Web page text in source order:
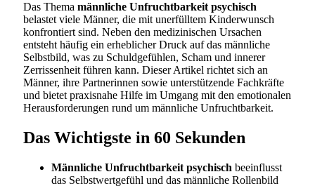
Das Thema männliche Unfruchtbarkeit psychisch
belastet viele Männer, die mit unerfülltem Kinderwunsch
konfrontiert sind. Neben den medizinischen Ursachen
entsteht häufig ein erheblicher Druck auf das männliche
Selbstbild, was zu Schuldgefühlen, Scham und innerer
Zerrissenheit führen kann. Dieser Artikel richtet sich an
Männer, ihre Partnerinnen sowie unterstützende Fachkräfte
und bietet praxisnahe Hilfe im Umgang mit den emotionalen
Herausforderungen rund um männliche Unfruchtbarkeit.
Das Wichtigste in 60 Sekunden
Männliche Unfruchtbarkeit psychisch beeinflusst
das Selbstwertgefühl und das männliche Rollenbild